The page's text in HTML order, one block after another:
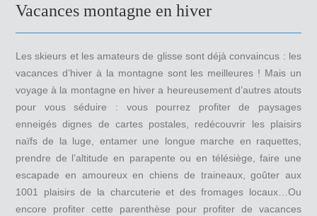
Vacances montagne en hiver
Les skieurs et les amateurs de glisse sont déjà convaincus : les
vacances d’hiver à la montagne sont les meilleures ! Mais un
voyage à la montagne en hiver a heureusement d’autres atouts
pour vous séduire : vous pourrez profiter de paysages
enneigés dignes de cartes postales, redécouvrir les plaisirs
naïfs de la luge, entamer une longue marche en raquettes,
prendre de l’altitude en parapente ou en télésiège, faire une
escapade en amoureux en chiens de traineaux, goûter aux
1001 plaisirs de la charcuterie et des fromages locaux…Ou
encore profiter cette parenthèse pour profiter de vacances